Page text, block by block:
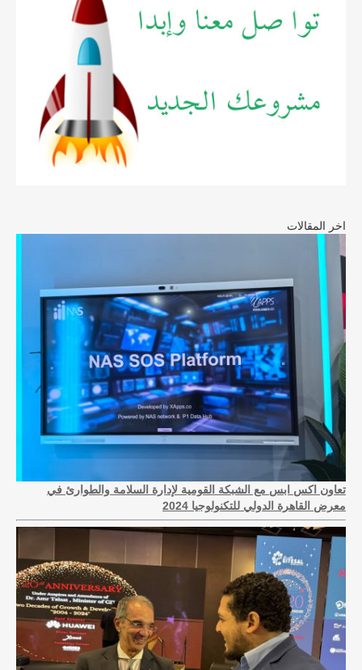
اخر المقالات
تعاون اكس ابس مع الشبكة القومية لإدارة السلامة والطوارئ في
معرض القاهرة الدولي للتكنولوجيا 2024